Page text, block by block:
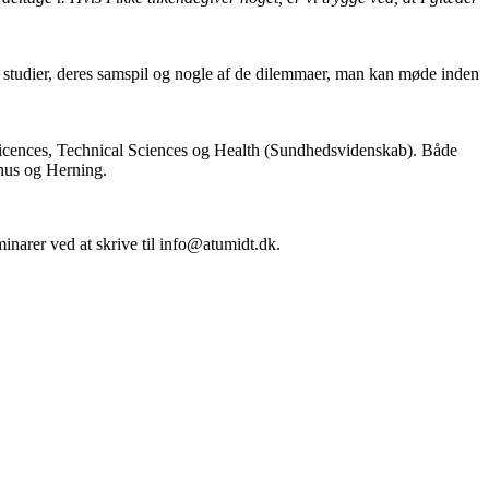
deres samspil og nogle af de dilemmaer, man kan møde inden
Technical Sciences og Health (Sundhedsvidenskab). Både
og Herning.
ved at skrive til info@atumidt.dk.